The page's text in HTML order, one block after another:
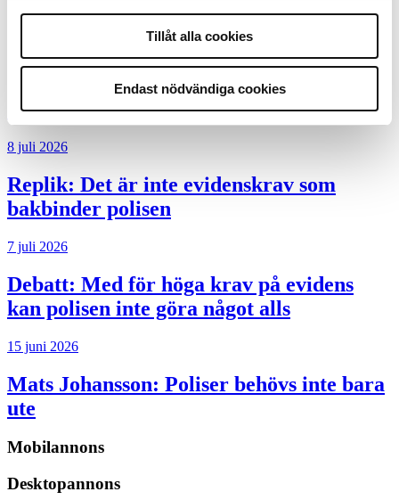
Tillåt alla cookies
Endast nödvändiga cookies
Slutreplik:Det handlar om
kunskapsstyrning – inte om forskarnas
motiv
8 juli 2026
Replik: Det är inte evidenskrav som
bakbinder polisen
7 juli 2026
Debatt: Med för höga krav på evidens
kan polisen inte göra något alls
15 juni 2026
Mats Johansson: Poliser behövs inte bara
ute
Mobilannons
Desktopannons